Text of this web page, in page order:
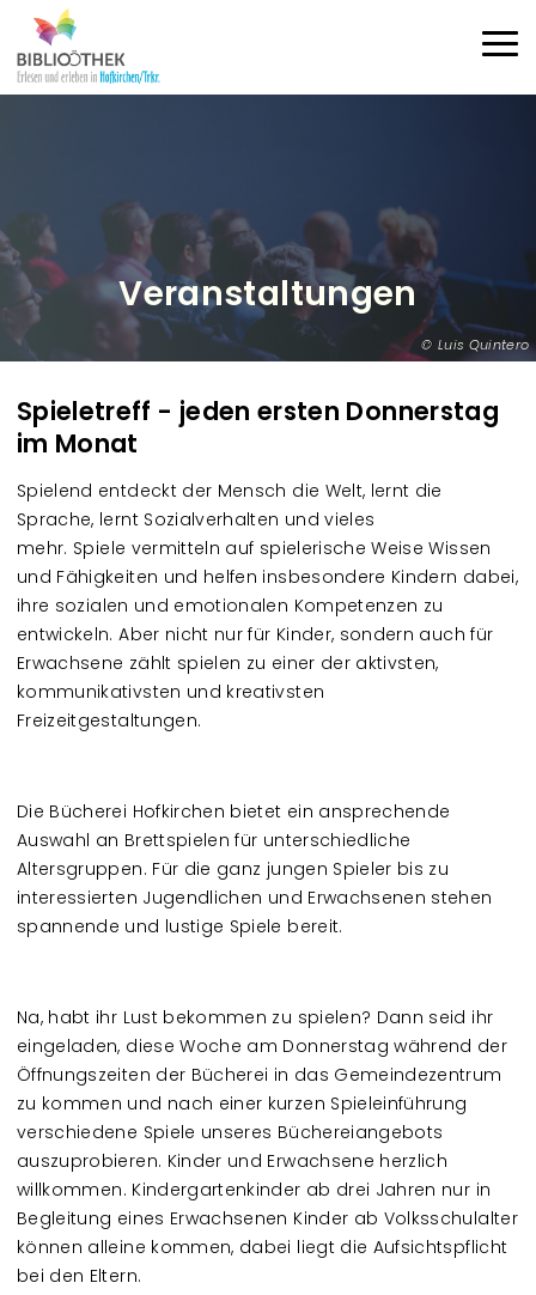
Luis Quintero
Veranstaltungen
Spieletreff - jeden ersten Donnerstag
im Monat
Spielend entdeckt der Mensch die Welt, lernt die
Sprache, lernt Sozialverhalten und vieles
mehr. Spiele vermitteln auf spielerische Weise Wissen
und Fähigkeiten und helfen insbesondere Kindern dabei,
ihre sozialen und emotionalen Kompetenzen zu
entwickeln. Aber nicht nur für Kinder, sondern auch für
Erwachsene zählt spielen zu einer der aktivsten,
kommunikativsten und kreativsten
Freizeitgestaltungen.
Die Bücherei Hofkirchen bietet ein ansprechende
Auswahl an Brettspielen für unterschiedliche
Altersgruppen. Für die ganz jungen Spieler bis zu
interessierten Jugendlichen und Erwachsenen stehen
spannende und lustige Spiele bereit.
Na, habt ihr Lust bekommen zu spielen? Dann seid ihr
eingeladen, diese Woche am Donnerstag während der
Öffnungszeiten der Bücherei in das Gemeindezentrum
zu kommen und nach einer kurzen Spieleinführung
verschiedene Spiele unseres Büchereiangebots
auszuprobieren. Kinder und Erwachsene herzlich
willkommen. Kindergartenkinder ab drei Jahren nur in
Begleitung eines Erwachsenen Kinder ab Volksschulalter
können alleine kommen, dabei liegt die Aufsichtspflicht
bei den Eltern.